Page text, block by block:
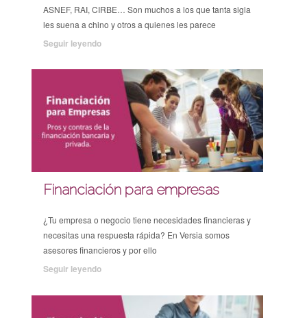
ASNEF, RAI, CIRBE… Son muchos a los que tanta sigla
les suena a chino y otros a quienes les parece
Seguir leyendo
Financiación para empresas
¿Tu empresa o negocio tiene necesidades financieras y
necesitas una respuesta rápida? En Versia somos
asesores financieros y por ello
Seguir leyendo